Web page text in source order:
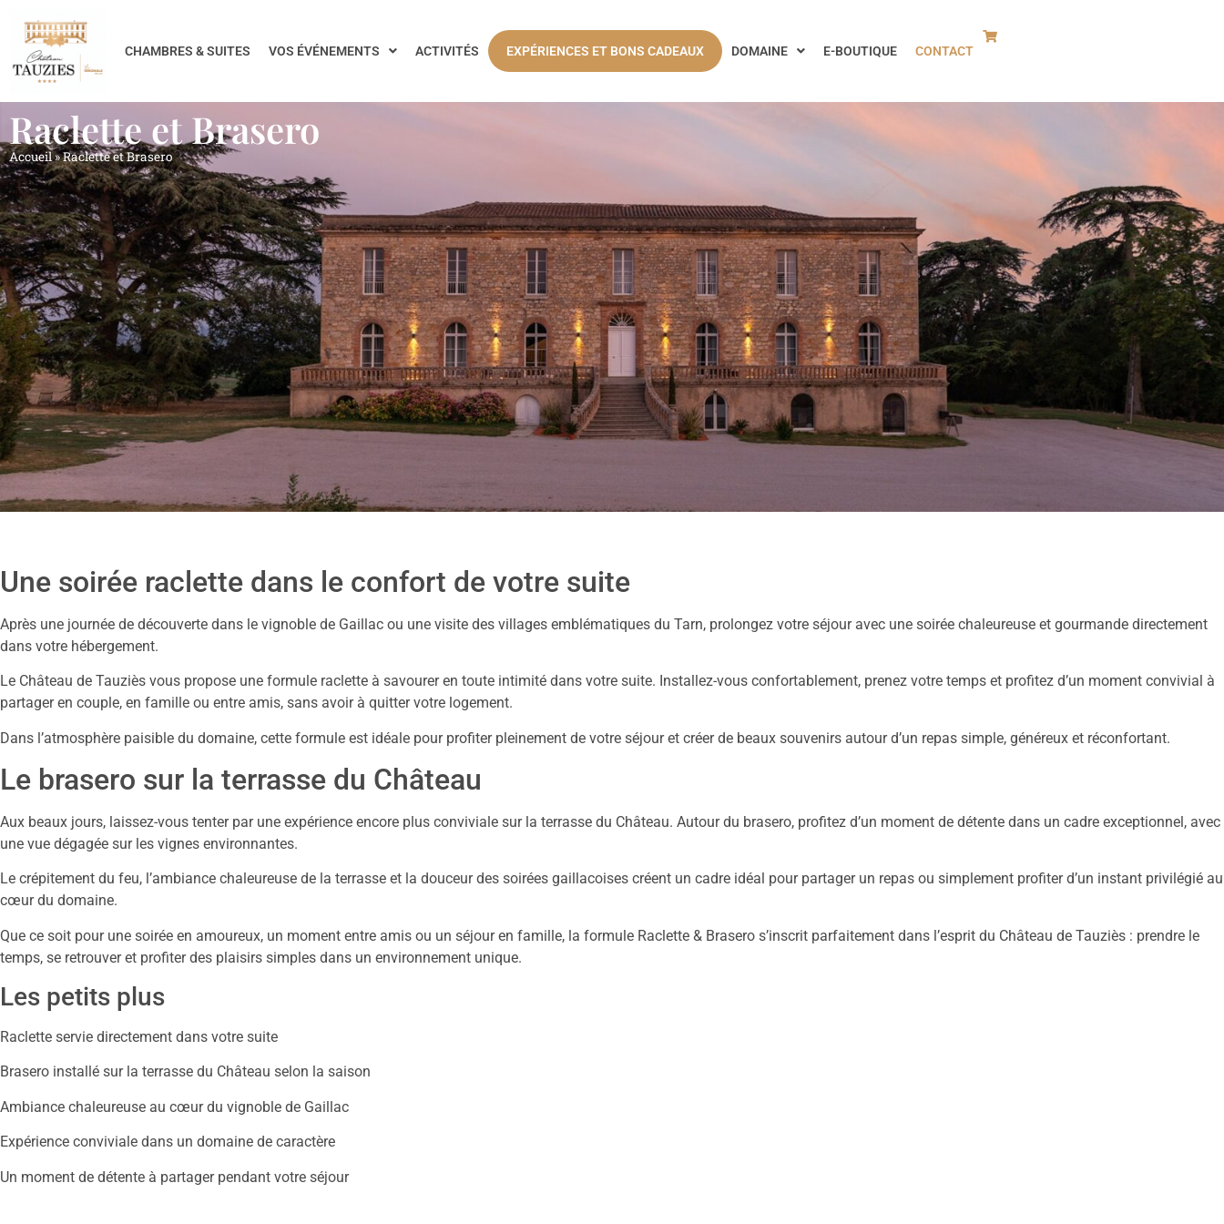
CHAMBRES & SUITES VOS ÉVÉNEMENTS ACTIVITÉS EXPÉRIENCES ET BONS CADEAUX DOMAINE E-BOUTIQUE CONTACT
Raclette et Brasero
Accueil»Raclette et Brasero
Une soirée raclette dans le confort de votre suite
Après une journée de découverte dans le vignoble de Gaillac ou une visite des villages emblématiques du Tarn, prolongez votre séjour avec une soirée chaleureuse et gourmande directement
dans votre hébergement.
Le Château de Tauziès vous propose une formule raclette à savourer en toute intimité dans votre suite. Installez-vous confortablement, prenez votre temps et profitez d’un moment convivial à
partager en couple, en famille ou entre amis, sans avoir à quitter votre logement.
Dans l’atmosphère paisible du domaine, cette formule est idéale pour profiter pleinement de votre séjour et créer de beaux souvenirs autour d’un repas simple, généreux et réconfortant.
Le brasero sur la terrasse du Château
Aux beaux jours, laissez-vous tenter par une expérience encore plus conviviale sur la terrasse du Château. Autour du brasero, profitez d’un moment de détente dans un cadre exceptionnel, avec
une vue dégagée sur les vignes environnantes.
Le crépitement du feu, l’ambiance chaleureuse de la terrasse et la douceur des soirées gaillacoises créent un cadre idéal pour partager un repas ou simplement profiter d’un instant privilégié au
cœur du domaine.
Que ce soit pour une soirée en amoureux, un moment entre amis ou un séjour en famille, la formule Raclette & Brasero s’inscrit parfaitement dans l’esprit du Château de Tauziès : prendre le
temps, se retrouver et profiter des plaisirs simples dans un environnement unique.
Les petits plus
Raclette servie directement dans votre suite
Brasero installé sur la terrasse du Château selon la saison
Ambiance chaleureuse au cœur du vignoble de Gaillac
Expérience conviviale dans un domaine de caractère
Un moment de détente à partager pendant votre séjour